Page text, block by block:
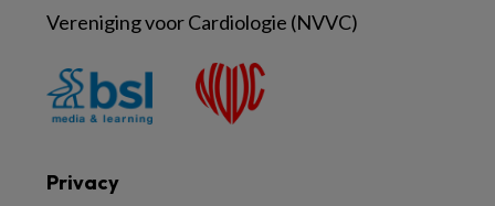
Privacy
Vereniging voor Cardiologie (NVVC)